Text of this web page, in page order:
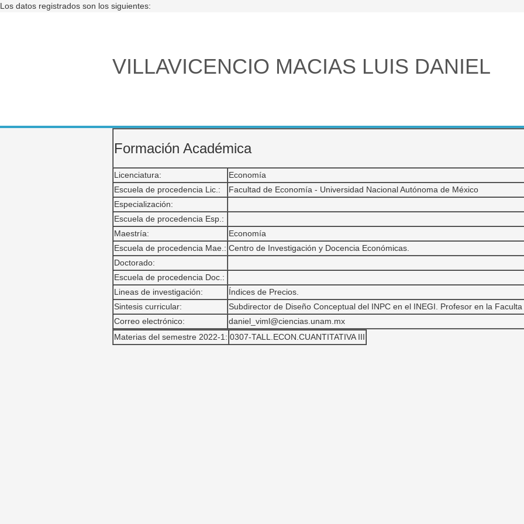
Los datos registrados son los siguientes:
VILLAVICENCIO MACIAS LUIS DANIEL
Formación Académica
Licenciatura:
Economía
Escuela de procedencia Lic.:
Facultad de Economía - Universidad Nacional Autónoma de México
Especialización:
Escuela de procedencia Esp.:
Maestría:
Economía
Escuela de procedencia Mae.: Centro de Investigación y Docencia Económicas.
Doctorado:
Escuela de procedencia Doc.:
Lineas de investigación:
Índices de Precios.
Sintesis curricular:
Subdirector de Diseño Conceptual del INPC en el INEGI. Profesor en la
Correo electrónico:
daniel_viml@ciencias.unam.mx
Materias del semestre 2022-1: 0307-TALL.ECON.CUANTITATIVA III